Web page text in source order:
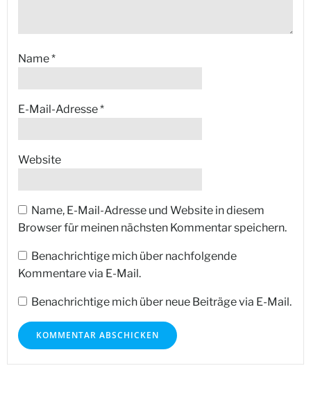
Name*
E-Mail-Adresse*
Website
Name, E-Mail-Adresse und Website in diesem
Browser für meinen nächsten Kommentar speichern.
Benachrichtige mich über nachfolgende
Kommentare via E-Mail.
Benachrichtige mich über neue Beiträge via E-Mail.